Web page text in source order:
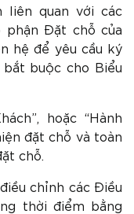
liên quan với các
phận Đặt chỗ của
hệ để yêu cầu ký
buộc cho Biểu
hoặc “Hành
đặt chỗ và toàn
chỗ.
chỉnh các Điều
thời điểm bằng